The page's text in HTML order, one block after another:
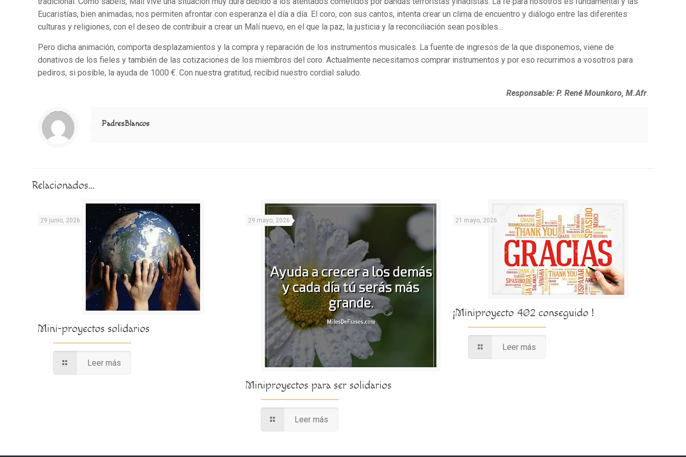
Eucaristías, bien animadas, nos permiten afrontar con esperanza el día a día. El coro, con sus cantos, intenta crear un clima de encuentro y diálogo entre las diferentes
culturas y religiones, con el deseo de contribuir a crear un Malí nuevo, en el que la paz, la justicia y la reconciliación sean posibles…
Pero dicha animación, comporta desplazamientos y la compra y reparación de los instrumentos musicales. La fuente de ingresos de la que disponemos, viene de
donativos de los fieles y también de las cotizaciones de los miembros del coro. Actualmente necesitamos comprar instrumentos y por eso recurrimos a vosotros para
pediros, si posible, la ayuda de 1000 €. Con nuestra gratitud, recibid nuestro cordial saludo.
Responsable: P. René Mounkoro, M.Afr.
Notice
: Trying to access array offset on value of type null in
/home/misioner/public_html/padresblancos/themes/betheme/includes/content-single.php
on line
286
PadresBlancos
Relacionados...
29 junio, 2026
Mini-proyectos solidarios
Leer más
29 mayo, 2026
Miniproyectos para ser solidarios
Leer más
21 mayo, 2026
¡Miniproyecto 402 conseguido !
Leer más